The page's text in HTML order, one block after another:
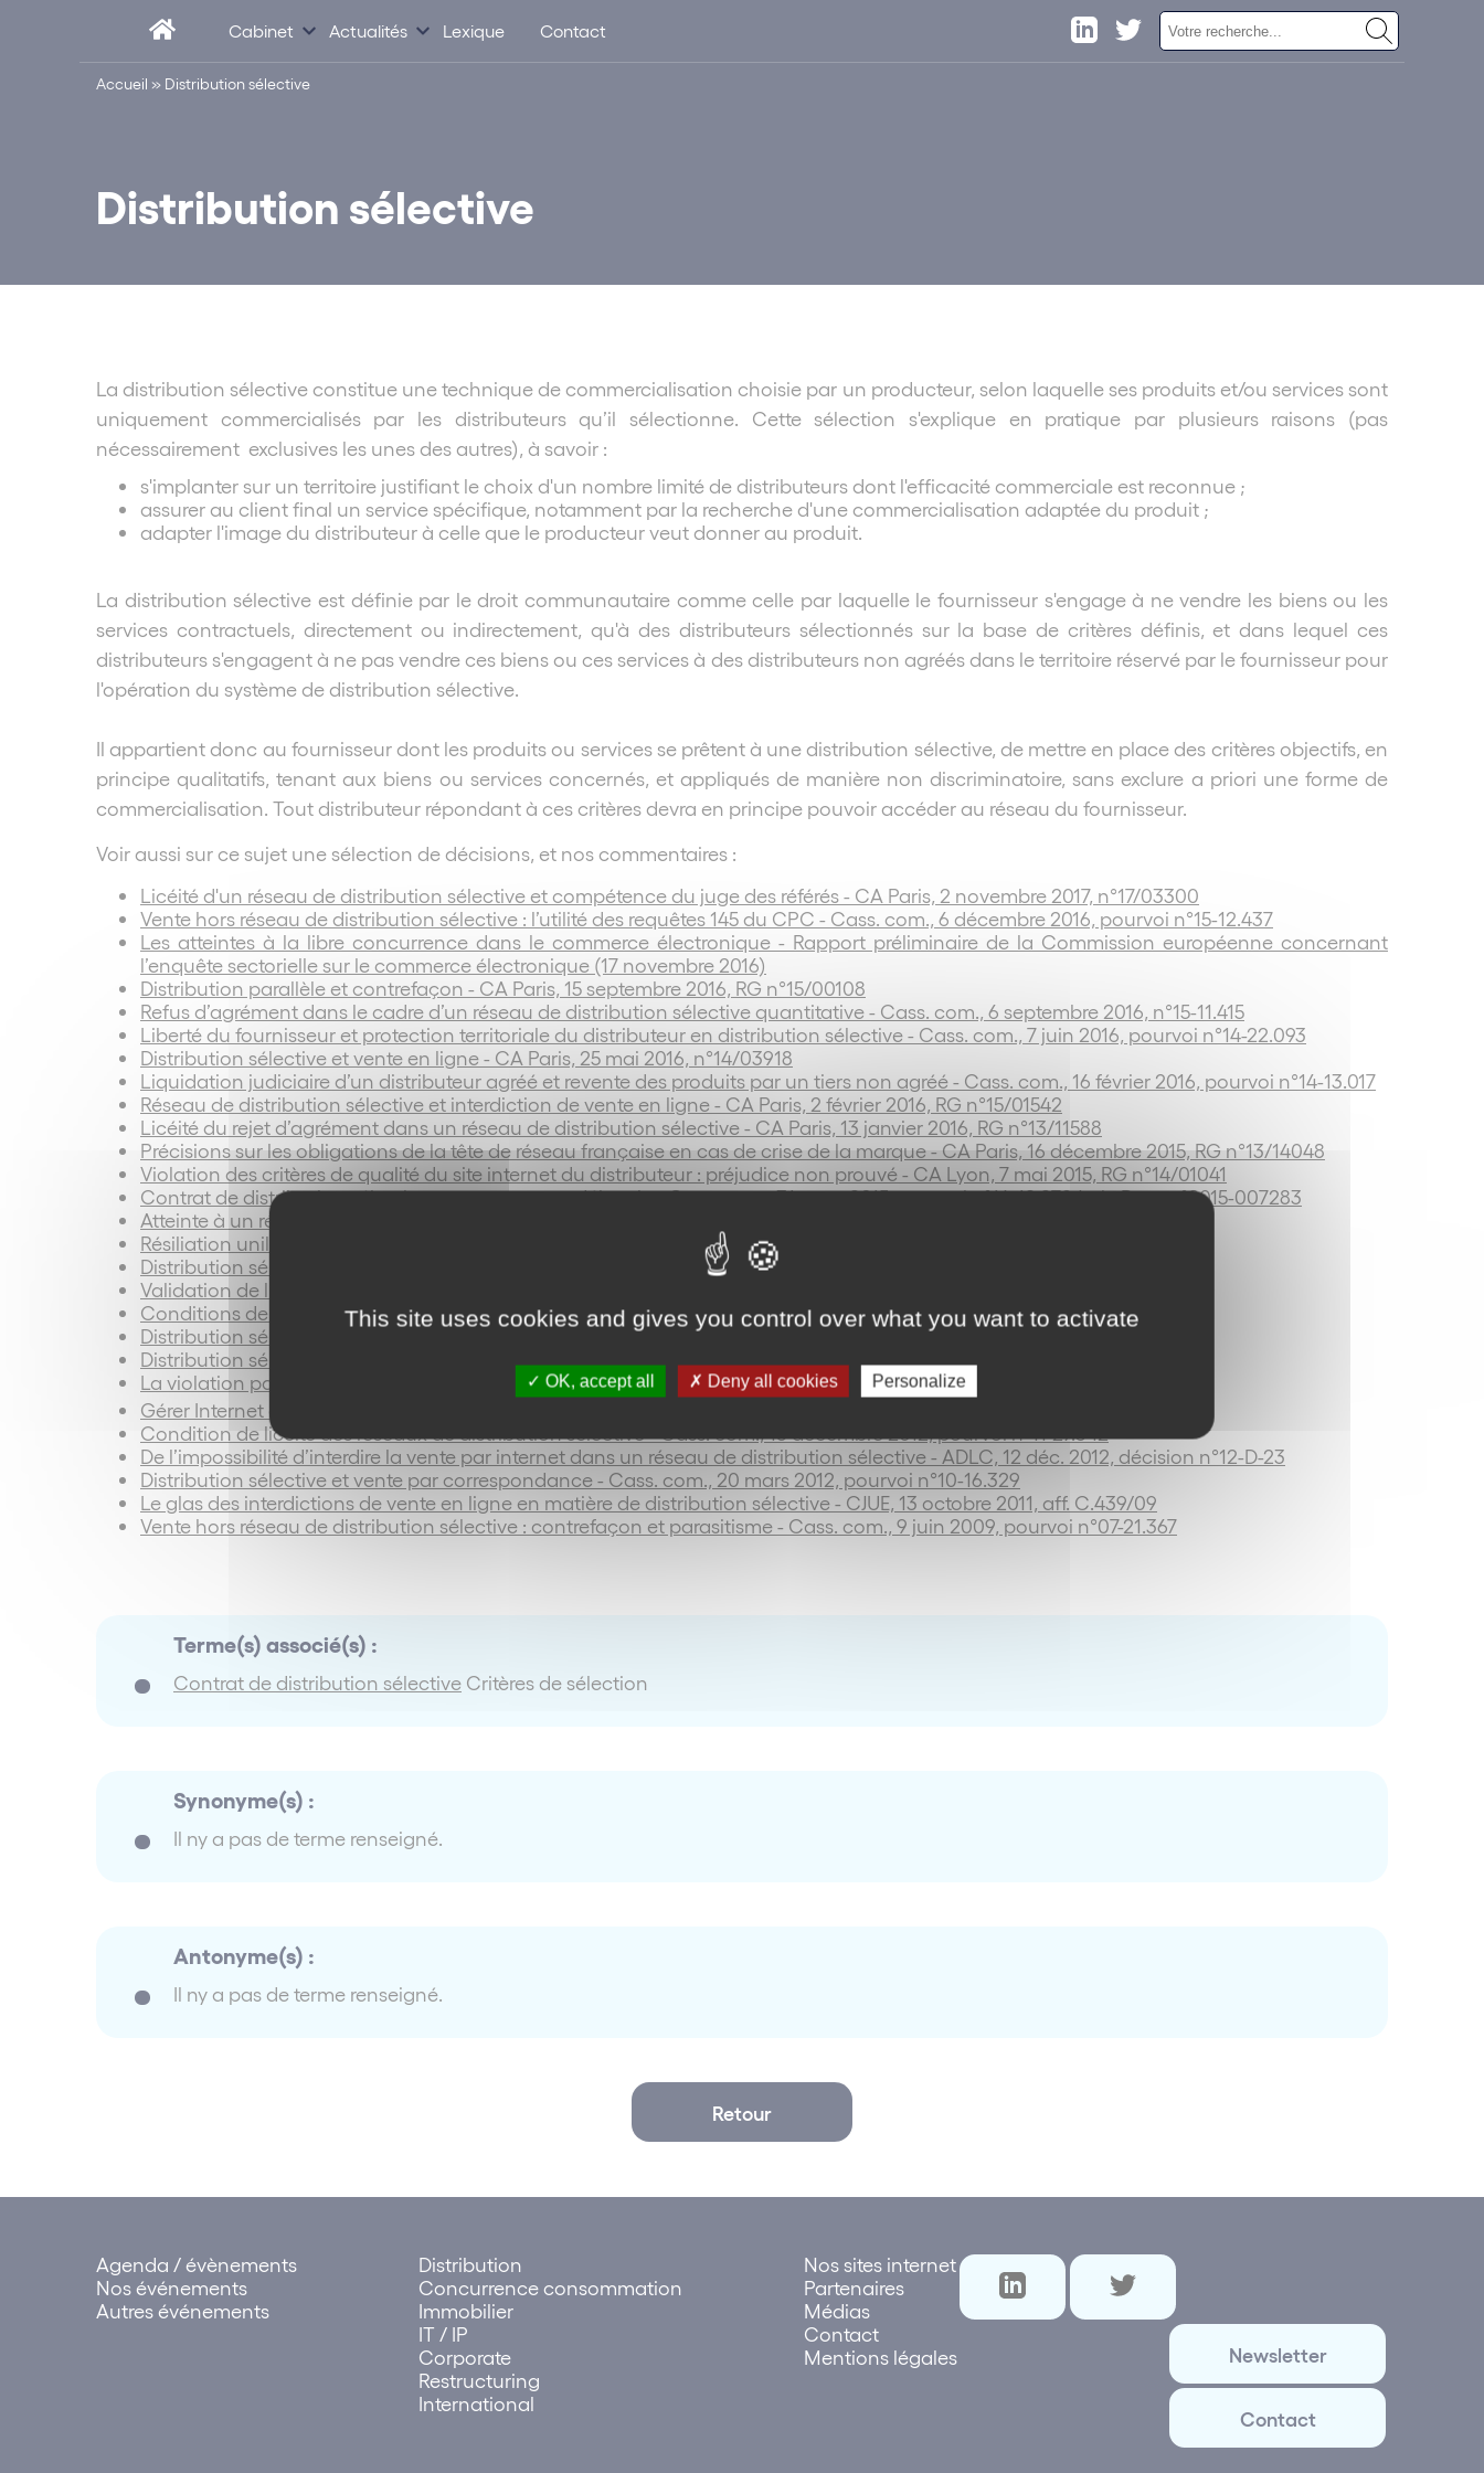
Cabinet Actualités Lexique Contact
Accueil » Distribution sélective
Distribution sélective
La distribution sélective constitue une technique de commercialisation choisie par un producteur, selon laquelle ses produits et/ou services sont
uniquement commercialisés par les distributeurs qu’il sélectionne. Cette sélection s'explique en pratique par plusieurs raisons (pas
nécessairement exclusives les unes des autres), à savoir :
s'implanter sur un territoire justifiant le choix d'un nombre limité de distributeurs dont l'efficacité commerciale est reconnue ;
assurer au client final un service spécifique, notamment par la recherche d'une commercialisation adaptée du produit ;
adapter l'image du distributeur à celle que le producteur veut donner au produit.
La distribution sélective est définie par le droit communautaire comme celle par laquelle le fournisseur s'engage à ne vendre les biens ou les
services contractuels, directement ou indirectement, qu'à des distributeurs sélectionnés sur la base de critères définis, et dans lequel ces
distributeurs s'engagent à ne pas vendre ces biens ou ces services à des distributeurs non agréés dans le territoire réservé par le fournisseur pour
l'opération du système de distribution sélective.
Il appartient donc au fournisseur dont les produits ou services se prêtent à une distribution sélective, de mettre en place des critères objectifs, en
principe qualitatifs, tenant aux biens ou services concernés, et appliqués de manière non discriminatoire, sans exclure a priori une forme de
commercialisation. Tout distributeur répondant à ces critères devra en principe pouvoir accéder au réseau du fournisseur.
Voir aussi sur ce sujet une sélection de décisions, et nos commentaires :
Licéité d'un réseau de distribution sélective et compétence du juge des référés - CA Paris, 2 novembre 2017, n°17/03300
Vente hors réseau de distribution sélective : l’utilité des requêtes 145 du CPC - Cass. com., 6 décembre 2016, pourvoi n°15-12.437
Les atteintes à la libre concurrence dans le commerce électronique - Rapport préliminaire de la Commission européenne concernant
l’enquête sectorielle sur le commerce électronique (17 novembre 2016)
Distribution parallèle et contrefaçon - CA Paris, 15 septembre 2016, RG n°15/00108
Refus d’agrément dans le cadre d’un réseau de distribution sélective quantitative - Cass. com., 6 septembre 2016, n°15-11.415
Liberté du fournisseur et protection territoriale du distributeur en distribution sélective - Cass. com., 7 juin 2016, pourvoi n°14-22.093
Distribution sélective et vente en ligne - CA Paris, 25 mai 2016, n°14/03918
Liquidation judiciaire d’un distributeur agréé et revente des produits par un tiers non agréé - Cass. com., 16 février 2016, pourvoi n°14-13.017
Réseau de distribution sélective et interdiction de vente en ligne - CA Paris, 2 février 2016, RG n°15/01542
Licéité du rejet d’agrément dans un réseau de distribution sélective - CA Paris, 13 janvier 2016, RG n°13/11588
Précisions sur les obligations de la tête de réseau française en cas de crise de la marque -CA Paris, 16 décembre 2015, RG n°13/14048
Violation des critères de qualité du site internet du distributeur : préjudice non prouvé - CA Lyon, 7 mai 2015, RG n°14/01041
Contrat de distribution sélective et concurrence déloyale - Cass. com., 31 mars 2015, pourvoi n°14-12.272 Juris-Data n°2015-007283
Atteinte à un réseau de distribution sélective - CA Paris, 26 février 2014, RG n°11/20829
Résiliation unilatérale d’un contrat de distribution sélective - CA Paris, 15 janvier 2014, RG n°12/13845
Distribution sélective : candidature anormale ou de mauvaise foi - CA Versailles, 7 janvier 2014, RG n°12/08061
Validation de l’irrecevabilité d’une candidature à un réseau d’affiliés agréés - CA Paris, 20 décembre 2013, RG n°12/15211
Conditions de licéité de la distribution sélective - CA Paris, 30 octobre 2013, RG n°11/06257
Distribution sélective et rupture brutale des relations commerciales établies - CA Paris, 16 oct. 2013, RG n°10/11053
Distribution sélective et requête 145 - CA Paris, 19 septembre 2013, RG n°12/19442
La violation par un distributeur des critères de sélection d’un réseau sélectif - CA Paris, 4 septembre 2013, RG n°10/13675
Gérer Internet dans les réseaux (1
Condition de licéité des réseaux de distribution sélective - Cass. com., 18 décembre 2012, pourvoi n°11-27.342
De l’impossibilité d’interdire la vente par internet dans un réseau de distribution sélective - ADLC, 12 déc. 2012, décision n°12-D-23
Distribution sélective et vente par correspondance - Cass. com., 20 mars 2012, pourvoi n°10-16.329
Le glas des interdictions de vente en ligne en matière de distribution sélective - CJUE, 13 octobre 2011, aff. C.439/09
Vente hors réseau de distribution sélective : contrefaçon et parasitisme - Cass. com., 9 juin 2009, pourvoi n°07-21.367
Terme(s) associé(s) :
Contrat de distribution sélective Critères de sélection
Synonyme(s) :
Il ny a pas de terme renseigné.
Antonyme(s) :
Il ny a pas de terme renseigné.
Retour
Agenda / évènements
Nos événements
Autres événements
Distribution
Concurrence consommation
Immobilier
IT / IP
Corporate
Restructuring
International
Nos sites internet
Partenaires
Médias
Contact
Mentions légales
Newsletter
Contact
This site uses cookies and gives you control over what you want to activate
OK, accept all Deny all cookies Personalize